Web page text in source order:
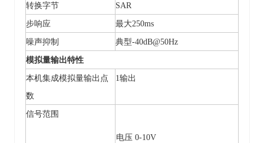
转换字节 SAR
步响应 最大250ms
噪声抑制 典型-40dB@50Hz
模拟量输出特性
本机集成模拟量输出点
数
1输出
信号范围
电压 0-10V